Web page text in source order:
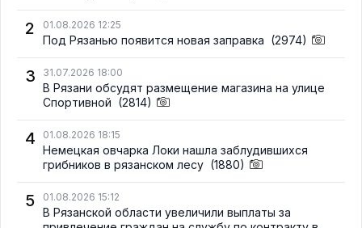
2 01.08.2026 12:25
Под Рязанью появится новая заправка (2974)
3 31.07.2026 18:00
В Рязани обсудят размещение магазина на улице
Спортивной (2814)
4 01.08.2026 18:15
Немецкая овчарка Локи нашла заблудившихся
грибников в рязанском лесу (1880)
5 01.08.2026 15:12
В Рязанской области увеличили выплаты за